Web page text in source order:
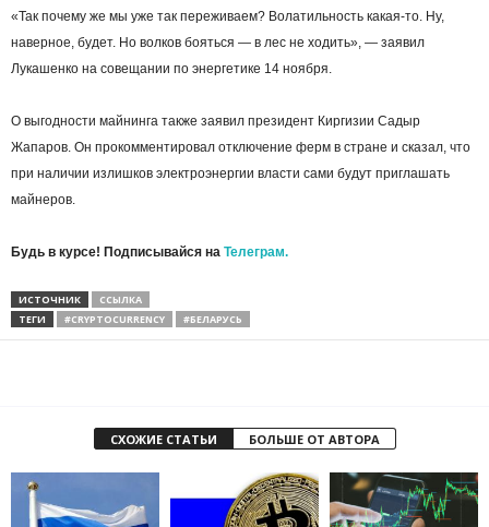
«Так почему же мы уже так переживаем? Волатильность какая-то. Ну,
наверное, будет. Но волков бояться — в лес не ходить», — заявил
Лукашенко на совещании по энергетике 14 ноября.
О выгодности майнинга также заявил президент Киргизии Садыр
Жапаров. Он прокомментировал отключение ферм в стране и сказал, что
при наличии излишков электроэнергии власти сами будут приглашать
майнеров.
Будь в курсе! Подписывайся на Телеграм.
ИСТОЧНИК
CСЫЛКА
ТЕГИ
#CRYPTOCURRENCY #БЕЛАРУСЬ
СХОЖИЕ СТАТЬИ БОЛЬШЕ ОТ АВТОРА